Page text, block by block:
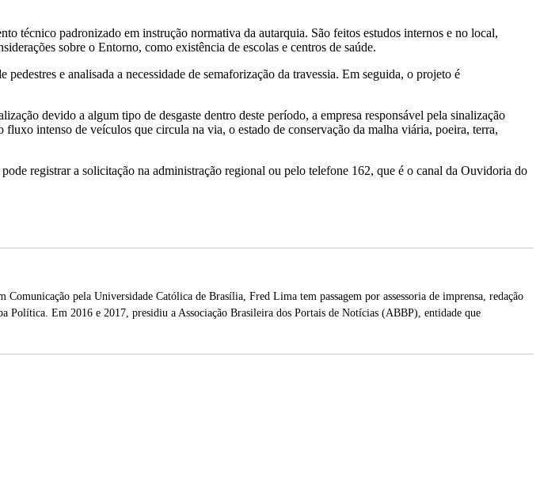
técnico padronizado em instrução normativa da autarquia. São feitos estudos internos e no local,
sobre o Entorno, como existência de escolas e centros de saúde.
e analisada a necessidade de semaforização da travessia. Em seguida, o projeto é
devido a algum tipo de desgaste dentro deste período, a empresa responsável pela sinalização
intenso de veículos que circula na via, o estado de conservação da malha viária, poeira, terra,
registrar a solicitação na administração regional ou pelo telefone 162, que é o canal da Ouvidoria do
pela Universidade Católica de Brasília, Fred Lima tem passagem por assessoria de imprensa, redação
Em 2016 e 2017, presidiu a Associação Brasileira dos Portais de Notícias (ABBP), entidade que